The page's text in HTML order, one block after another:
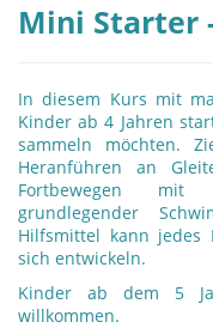
Mini Starter
In diesem Kurs mit
Kinder ab 4 Jahren
sammeln möchten.
Heranführen an
Fortbewegen mit
grundlegender
Hilfsmittel kann
sich entwickeln.
Kinder ab dem 5
willkommen.